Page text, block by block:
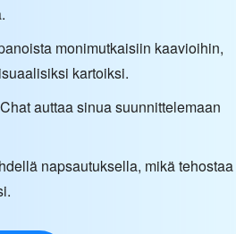
monimutkaisiin kaavioihin,
kartoiksi.
auttaa sinua suunnittelemaan
napsautuksella, mikä tehostaa